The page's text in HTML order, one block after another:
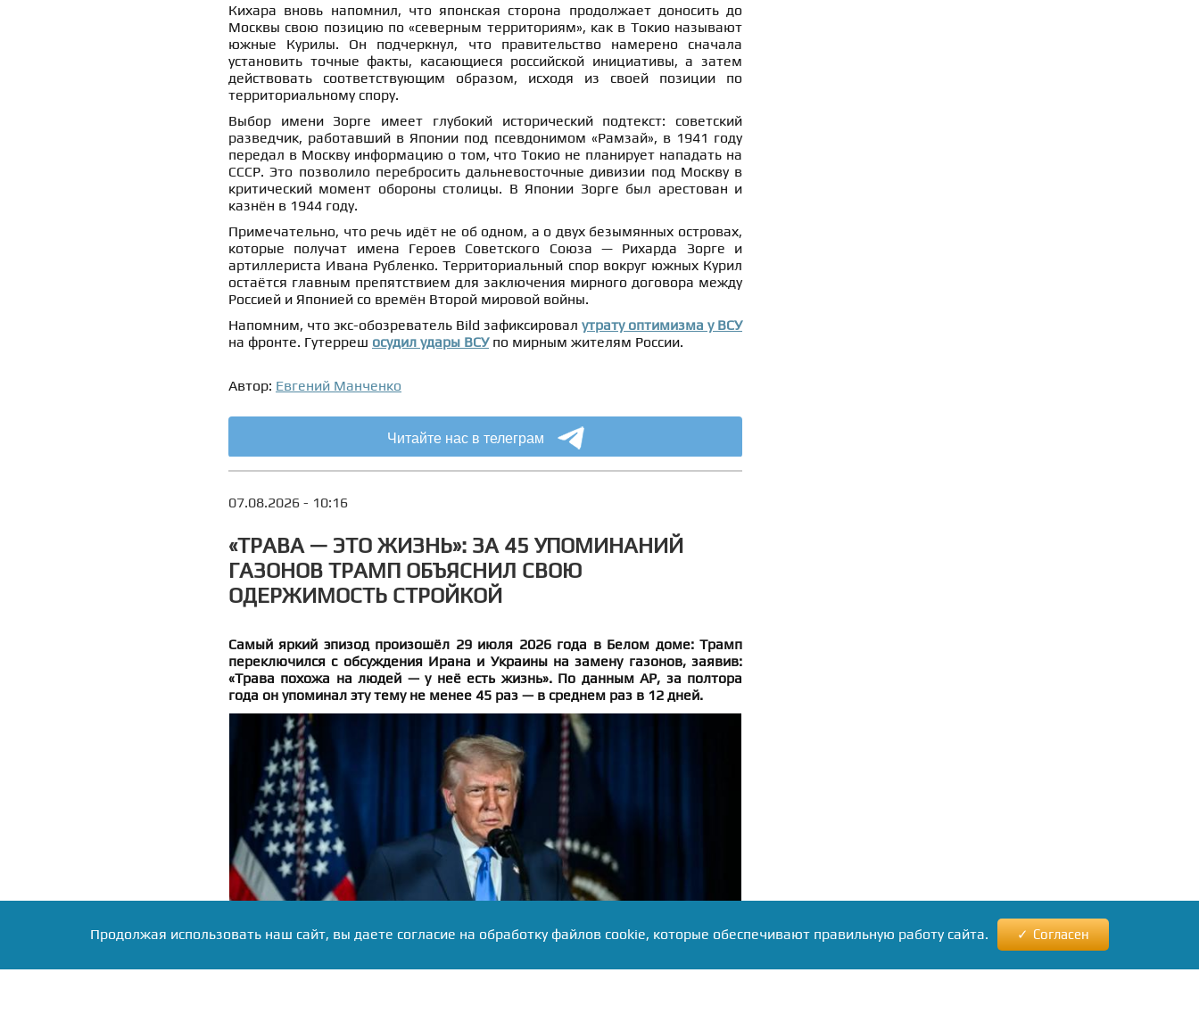
Кихара вновь напомнил, что японская сторона продолжает доносить до
Москвы свою позицию по «северным территориям», как в Токио называют
южные Курилы. Он подчеркнул, что правительство намерено сначала
установить точные факты, касающиеся российской инициативы, а затем
действовать соответствующим образом, исходя из своей позиции по
территориальному спору.
Выбор имени Зорге имеет глубокий исторический подтекст: советский
разведчик, работавший в Японии под псевдонимом «Рамзай», в 1941 году
передал в Москву информацию о том, что Токио не планирует нападать на
СССР. Это позволило перебросить дальневосточные дивизии под Москву в
критический момент обороны столицы. В Японии Зорге был арестован и
казнён в 1944 году.
Примечательно, что речь идёт не об одном, а о двух безымянных островах,
которые получат имена Героев Советского Союза — Рихарда Зорге и
артиллериста Ивана Рубленко. Территориальный спор вокруг южных Курил
остаётся главным препятствием для заключения мирного договора между
Россией и Японией со времён Второй мировой войны.
Напомним, что экс-обозреватель Bild зафиксировал утрату оптимизма у ВСУ
на фронте. Гутерреш осудил удары ВСУпо мирным жителям России.
Автор: Евгений Манченко
Читайте нас в телеграм
07.08.2026 - 10:16
«ТРАВА — ЭТО ЖИЗНЬ»: ЗА 45 УПОМИНАНИЙ
ГАЗОНОВ ТРАМП ОБЪЯСНИЛ СВОЮ
ОДЕРЖИМОСТЬ СТРОЙКОЙ
Самый яркий эпизод произошёл 29 июля 2026 года в Белом доме: Трамп
переключился с обсуждения Ирана и Украины на замену газонов, заявив:
«Трава похожа на людей — у неё есть жизнь». По данным AP, за полтора
года он упоминал эту тему не менее 45 раз — в среднем раз в 12 дней.
Продолжая использовать наш сайт, вы даете согласие на обработку файлов cookie, которые обеспечивают правильную работу сайта. Согласен